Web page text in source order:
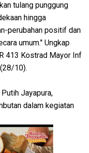
tulang punggung
hingga
perubahan positif dan
umum." Ungkap
413 Kostrad Mayor Inf
10).
Jayapura,
dalam kegiatan